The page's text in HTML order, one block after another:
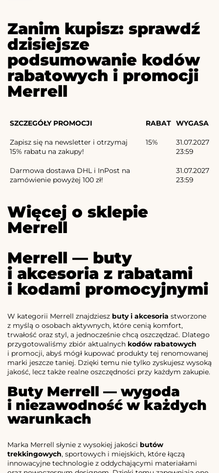
Zanim kupisz: sprawdź
dzisiejsze
podsumowanie kodów
rabatowych i promocji
Merrell
SZCZEGÓŁY PROMOCJI RABAT WYGASA
Zapisz się na newsletter i otrzymaj
15% rabatu na zakupy!
15%
31.07.2027
23:59
Darmowa dostawa DHL i InPost na
zamówienie powyżej 100 zł!
31.07.2027
23:59
Więcej o sklepie
Merrell
Merrell — buty
i akcesoria z rabatami
i kodami promocyjnymi
W kategorii Merrell znajdziesz buty i akcesoria stworzone
z myślą o osobach aktywnych, które cenią komfort,
trwałość oraz styl, a jednocześnie chcą oszczędzać. Dlatego
przygotowaliśmy zbiór aktualnych kodów rabatowych
i promocji, abyś mógł kupować produkty tej renomowanej
marki jeszcze taniej. Dzięki temu nie tylko zyskujesz wysoką
jakość, lecz także realne oszczędności przy każdym zakupie.
Buty Merrell — wygoda
i niezawodność w każdych
warunkach
Marka Merrell słynie z wysokiej jakości butów
trekkingowych, sportowych i miejskich, które łączą
innowacyjne technologie z oddychającymi materiałami